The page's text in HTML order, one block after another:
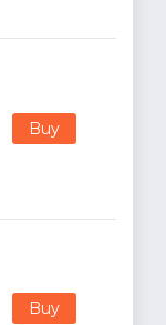
Buy
Buy